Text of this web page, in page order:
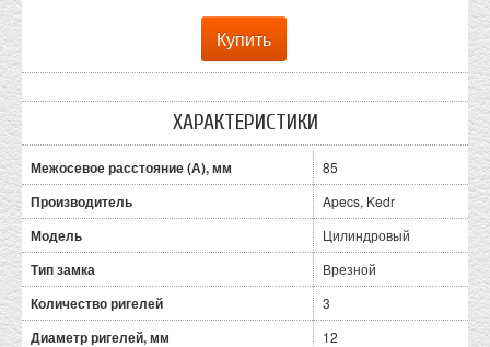
ХАРАКТЕРИСТИКИ
Межосевое расстояние (А), мм 85
Производитель Apecs, Kedr
Модель Цилиндровый
Тип замка Врезной
Количество ригелей 3
Диаметр ригелей, мм 12